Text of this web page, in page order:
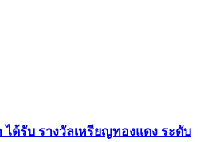
ได้รับ รางวัลเหรียญทองแดง ระดับ